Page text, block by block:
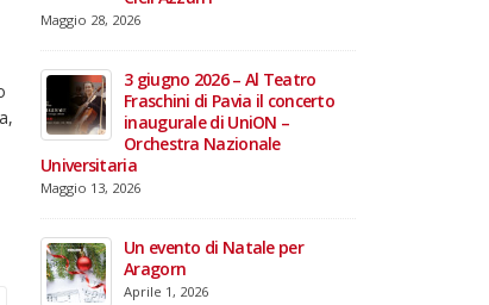
e
Maggio 28, 2026
3 giugno 2026 – Al Teatro
Fraschini di Pavia il concerto
inaugurale di UniON –
Orchestra Nazionale
Universitaria
Maggio 13, 2026
Un evento di Natale per
Aragorn
Aprile 1, 2026